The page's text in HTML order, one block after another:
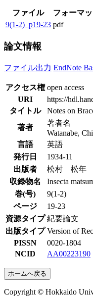
ファイル フォーマッ
9(1-2)_p19-23 pdf
論文情報
ファイル出力 EndNote
アクセス権 open access
URI
https://
タイトル
Notes on
著者
著者名
Watanabe,
言語
英語
発行日
1934-11
出版者
松村 松年
収録物名
Insecta
巻(号)
9(1-2)
ページ
19-23
資源タイプ 紀要論文
出版タイプ Version of
PISSN
0020-1804
NCID
AA00223190
ホームへ戻る
Copyright © Hokkaido